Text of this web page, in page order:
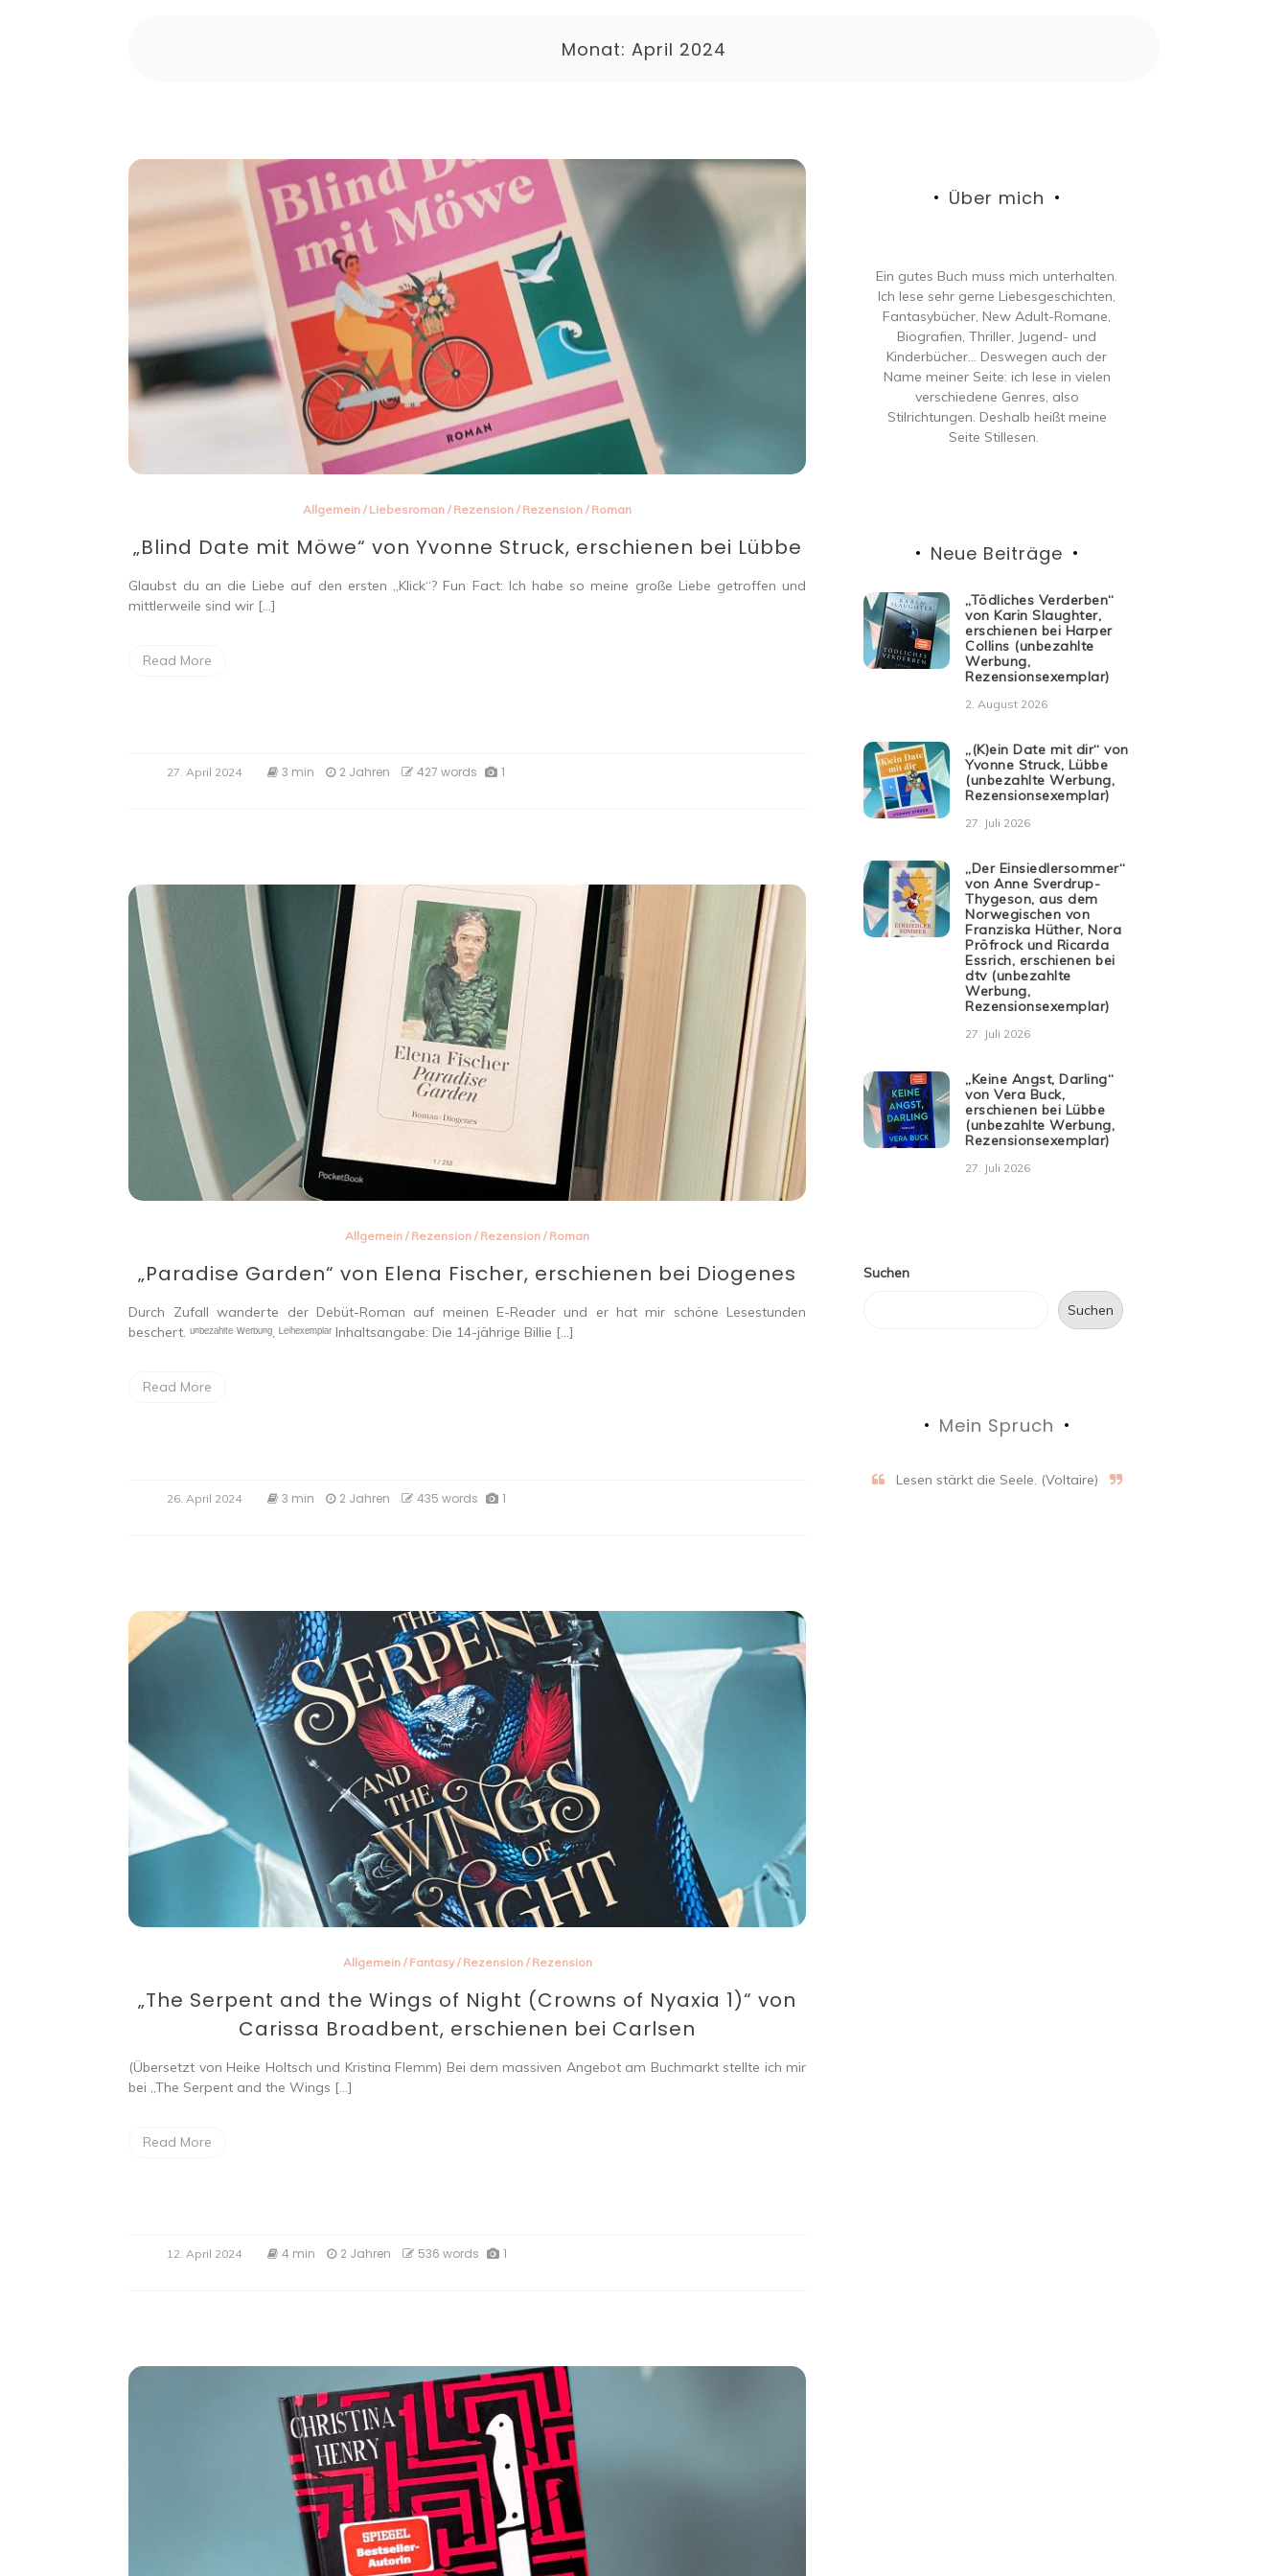
Monat: April 2024
Allgemein / Liebesroman / Rezension / Rezension / Roman
„Blind Date mit Möwe“ von Yvonne Struck, erschienen bei Lübbe
Glaubst du an die Liebe auf den ersten „Klick“? Fun Fact: Ich habe so meine große Liebe getroffen und
mittlerweile sind wir […]
Read More
27. April 2024 3 min 2 Jahren 427 words 1
Allgemein / Rezension / Rezension / Roman
„Paradise Garden“ von Elena Fischer, erschienen bei Diogenes
Durch Zufall wanderte der Debüt-Roman auf meinen E-Reader und er hat mir schöne Lesestunden
beschert. ᵘⁿᵇᵉᶻᵃʰˡᵗᵉ ᵂᵉʳᵇᵘⁿᵍ, ᴸᵉⁱʰᵉˣᵉᵐᵖˡᵃʳ Inhaltsangabe: Die 14-jährige Billie […]
Read More
26. April 2024 3 min 2 Jahren 435 words 1
Allgemein/ Fantasy/ Rezension/ Rezension
„The Serpent and the Wings of Night (Crowns of Nyaxia 1)“ von
Carissa Broadbent, erschienen bei Carlsen
(Übersetzt von Heike Holtsch und Kristina Flemm) Bei dem massiven Angebot am Buchmarkt stellte ich mir
bei „The Serpent and the Wings […]
Read More
12. April 2024 4 min 2 Jahren 536 words 1
Über mich
Ein gutes Buch muss mich unterhalten.
Ich lese sehr gerne Liebesgeschichten,
Fantasybücher, New Adult-Romane,
Biografien, Thriller, Jugend- und
Kinderbücher… Deswegen auch der
Name meiner Seite: ich lese in vielen
verschiedene Genres, also
Stilrichtungen. Deshalb heißt meine
Seite Stillesen.
Neue Beiträge
„Tödliches Verderben“
von Karin Slaughter,
erschienen bei Harper
Collins (unbezahlte
Werbung,
Rezensionsexemplar)
2. August 2026
„(K)ein Date mit dir“ von
Yvonne Struck, Lübbe
(unbezahlte Werbung,
Rezensionsexemplar)
27. Juli 2026
„Der Einsiedlersommer“
von Anne Sverdrup-
Thygeson, aus dem
Norwegischen von
Franziska Hüther, Nora
Pröfrock und Ricarda
Essrich, erschienen bei
dtv (unbezahlte
Werbung,
Rezensionsexemplar)
27. Juli 2026
„Keine Angst, Darling“
von Vera Buck,
erschienen bei Lübbe
(unbezahlte Werbung,
Rezensionsexemplar)
27. Juli 2026
Suchen
Suchen
Mein Spruch
Lesen stärkt die Seele. (Voltaire)